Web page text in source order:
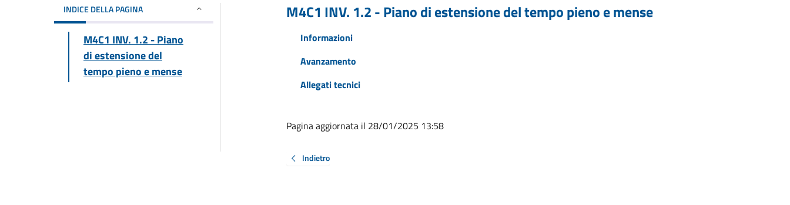
INDICE DELLA PAGINA
M4C1 INV. 1.2 - Piano
di estensione del
tempo pieno e mense
M4C1 INV. 1.2 - Piano di estensione del tempo pieno e mense
Informazioni
Avanzamento
Allegati tecnici
Pagina aggiornata il 28/01/2025 13:58
Indietro